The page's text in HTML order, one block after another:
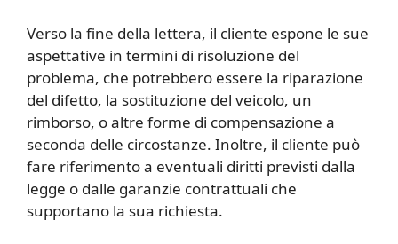
Verso la fine della lettera, il cliente espone le sue
aspettative in termini di risoluzione del
problema, che potrebbero essere la riparazione
del difetto, la sostituzione del veicolo, un
rimborso, o altre forme di compensazione a
seconda delle circostanze. Inoltre, il cliente può
fare riferimento a eventuali diritti previsti dalla
legge o dalle garanzie contrattuali che
supportano la sua richiesta.